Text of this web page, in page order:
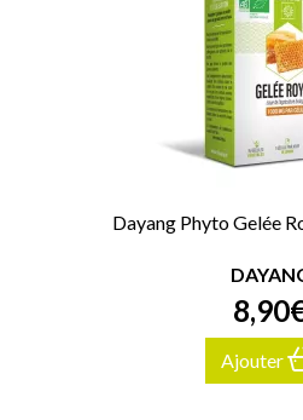
Dayang Phyto Gelée
8,90
Ajouter